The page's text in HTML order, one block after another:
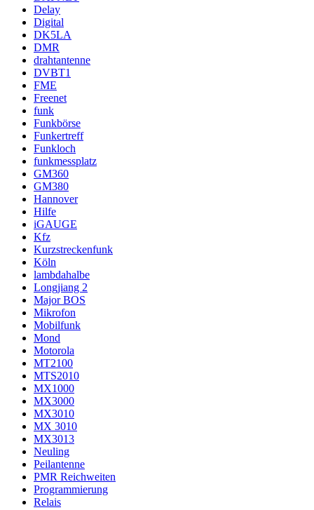
Delay
Digital
DK5LA
DMR
drahtantenne
DVBT1
FME
Freenet
funk
Funkbörse
Funkertreff
Funkloch
funkmessplatz
GM360
GM380
Hannover
Hilfe
iGAUGE
Kfz
Kurzstreckenfunk
Köln
lambdahalbe
Longjiang 2
Major BOS
Mikrofon
Mobilfunk
Mond
Motorola
MT2100
MTS2010
MX1000
MX3000
MX3010
MX 3010
MX3013
Neuling
Peilantenne
PMR Reichweiten
Programmierung
Relais